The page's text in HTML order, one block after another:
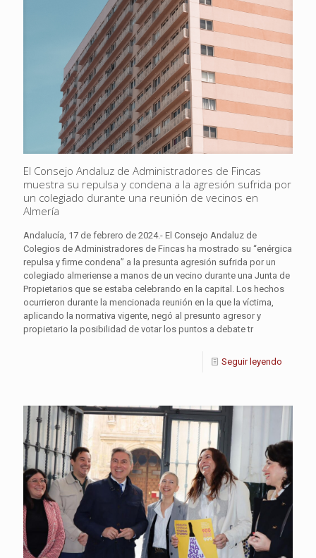
El Consejo Andaluz de Administradores de Fincas
muestra su repulsa y condena a la agresión sufrida por
un colegiado durante una reunión de vecinos en
Almería
Andalucía, 17 de febrero de 2024.- El Consejo Andaluz de
Colegios de Administradores de Fincas ha mostrado su “enérgica
repulsa y firme condena” a la presunta agresión sufrida por un
colegiado almeriense a manos de un vecino durante una Junta de
Propietarios que se estaba celebrando en la capital. Los hechos
ocurrieron durante la mencionada reunión en la que la víctima,
aplicando la normativa vigente, negó al presunto agresor y
propietario la posibilidad de votar los puntos a debate tr
Seguir leyendo